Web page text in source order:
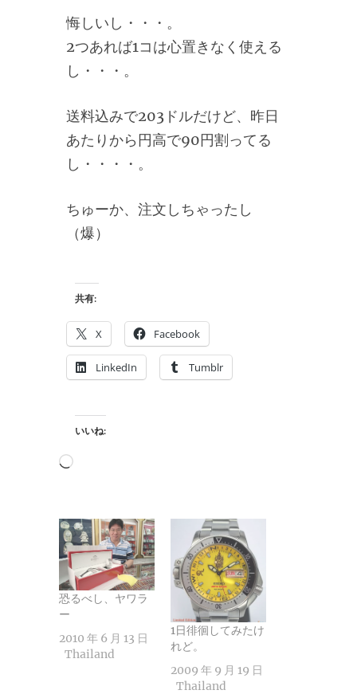
悔しいし・・・。
2つあれば1コは心置きなく使える
し・・・。
送料込みで203ドルだけど、昨日
あたりから円高で90円割ってる
し・・・・。
ちゅーか、注文しちゃったし
（爆）
共有:
X Facebook
LinkedIn Tumblr
いいね:
読
中…
恐るべし、ヤワラ
ー
2010 年 6 月 13 日
Thailand
1日徘徊してみたけ
れど。
2009 年 9 月 19 日
Thailand